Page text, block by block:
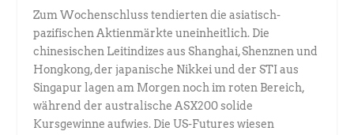
Zum Wochenschluss tendierten die asiatisch-
pazifischen Aktienmärkte uneinheitlich. Die
chinesischen Leitindizes aus Shanghai, Shenznen und
Hongkong, der japanische Nikkei und der STI aus
Singapur lagen am Morgen noch im roten Bereich,
während der australische ASX200 solide
Kursgewinne aufwies. Die US-Futures wiesen